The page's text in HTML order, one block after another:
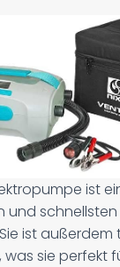
ist
und
ist
sie perfekt